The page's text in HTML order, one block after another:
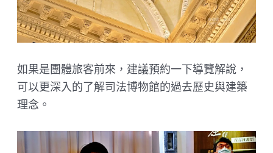
如果是團體旅客前來，建議預約一下導覽解說，
可以更深入的了解司法博物館的過去歷史與建築
理念。